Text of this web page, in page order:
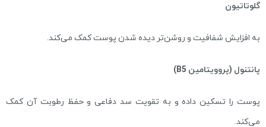
گلوتاتیون
به افزایش شفافیت و روشن‌تر دیده شدن پوست کمک می‌کند.
پانتنول (پروویتامین B5)
پوست را تسکین داده و به تقویت سد دفاعی و حفظ رطوبت آن کمک
می‌کند.